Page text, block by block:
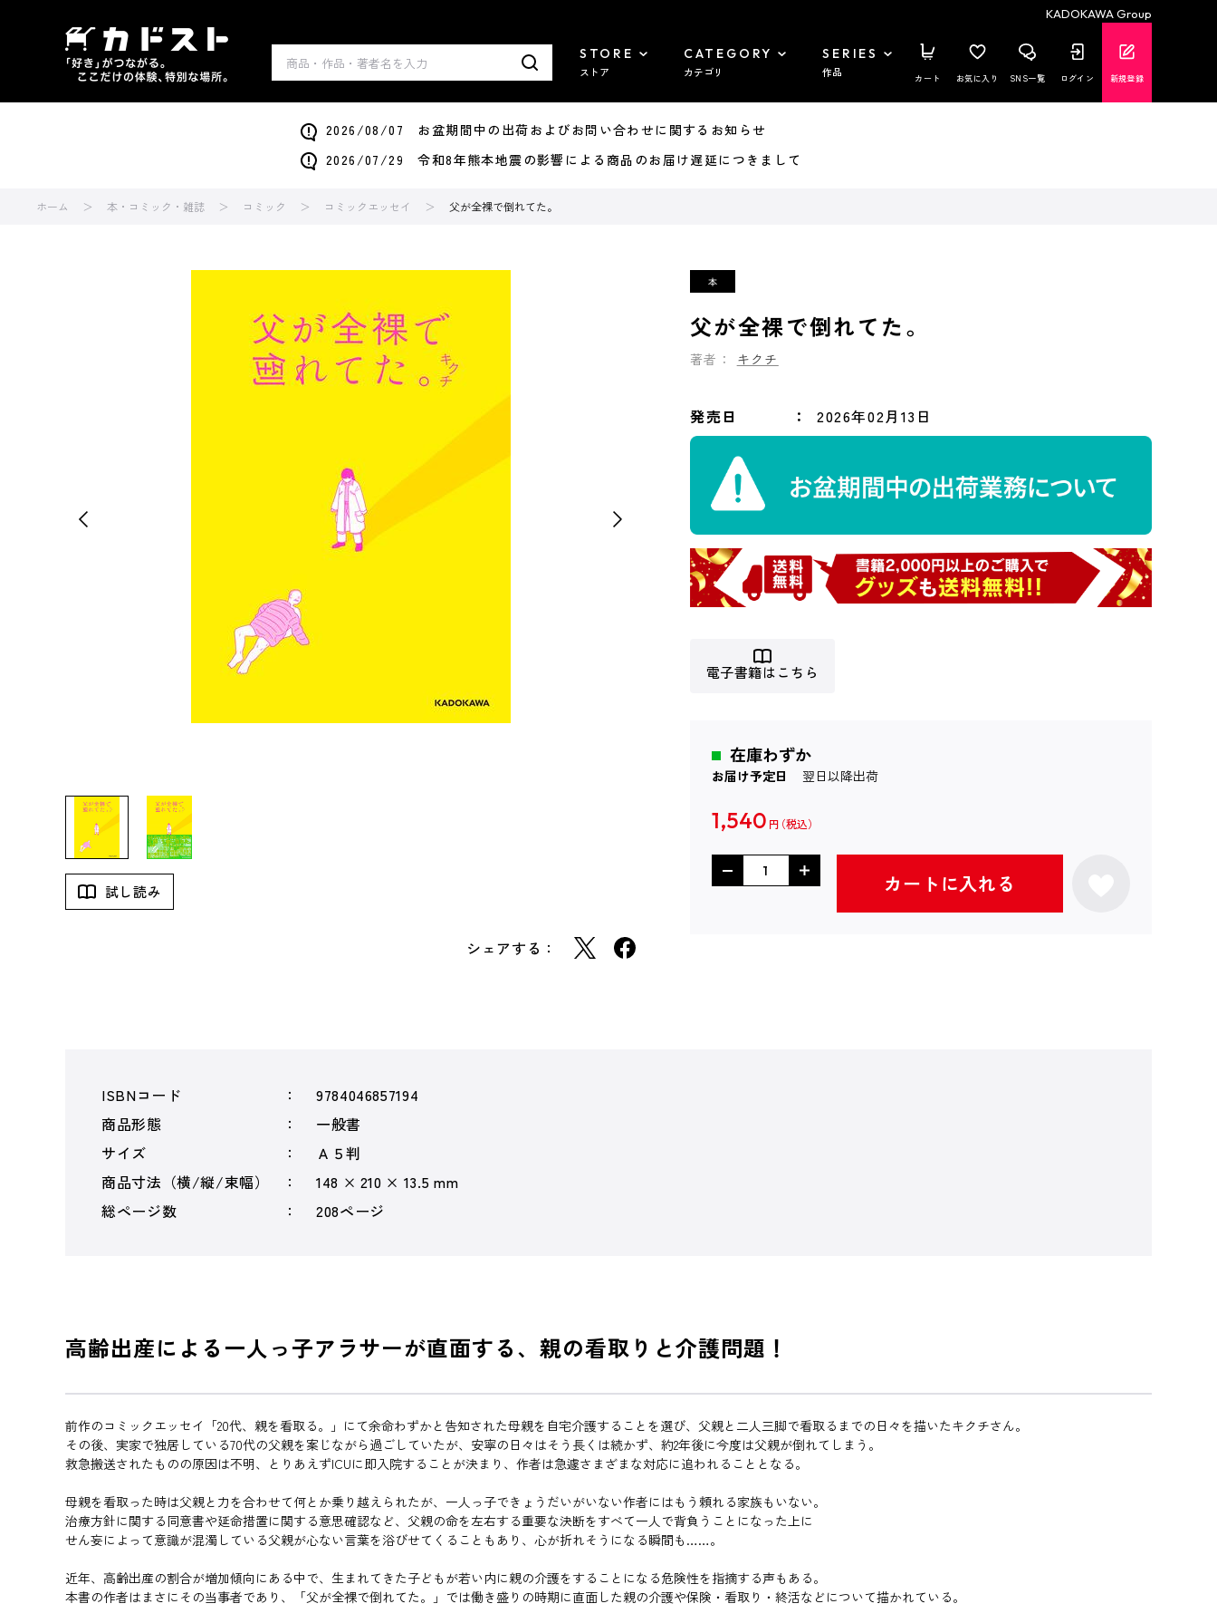
KADOKAWA Group
STORE
ストア
CATEGORY
カテゴリ
SERIES
作品 カート お気に入り SNS一覧 ログイン 新規登録
2026/08/07 お盆期間中の出荷およびお問い合わせに関するお知らせ
2026/07/29 令和8年熊本地震の影響による商品のお届け遅延につきまして
ホーム 本・コミック・雑誌 コミック コミックエッセイ 父が全裸で倒れてた。
試し読み
シェアする：
父が全裸で倒れてた。
著者： キクチ
発売日 2026年02月13日
電子書籍はこちら
在庫わずか
お届け予定日 翌日以降出荷
1,540 円
カートに入れる
ISBNコード
9784046857194
商品形態
一般書
サイズ
Ａ５判
商品寸法（横/縦/束幅）
148 × 210 × 13.5 mm
総ページ数
208ページ
高齢出産による一人っ子アラサーが直面する、親の看取りと介護問題！
前作のコミックエッセイ「20代、親を看取る。」にて余命わずかと告知された母親を自宅介護することを選び、父親と二人三脚で看取るまでの日々を描いたキクチさん。
その後、実家で独居している70代の父親を案じながら過ごしていたが、安寧の日々はそう長くは続かず、約2年後に今度は父親が倒れてしまう。
救急搬送されたものの原因は不明、とりあえずICUに即入院することが決まり、作者は急遽さまざまな対応に追われることとなる。
母親を看取った時は父親と力を合わせて何とか乗り越えられたが、一人っ子できょうだいがいない作者にはもう頼れる家族もいない。
治療方針に関する同意書や延命措置に関する意思確認など、父親の命を左右する重要な決断をすべて一人で背負うことになった上に
せん妄によって意識が混濁している父親が心ない言葉を浴びせてくることもあり、心が折れそうになる瞬間も……。
近年、高齢出産の割合が増加傾向にある中で、生まれてきた子どもが若い内に親の介護をすることになる危険性を指摘する声もある。
本書の作者はまさにその当事者であり、「父が全裸で倒れてた。」では働き盛りの時期に直面した親の介護や保険・看取り・終活などについて描かれている。